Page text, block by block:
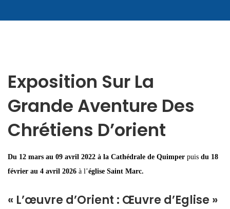
Exposition Sur La
Grande Aventure Des
Chrétiens D’orient
Du 12 mars au 09 avril 2022 à la Cathédrale de Quimper puis du 18
février au 4 avril 2026 à l’église Saint Marc.
« L’œuvre d’Orient : Œuvre d’Eglise »